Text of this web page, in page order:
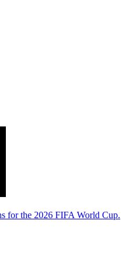
for the 2026 FIFA World Cup.